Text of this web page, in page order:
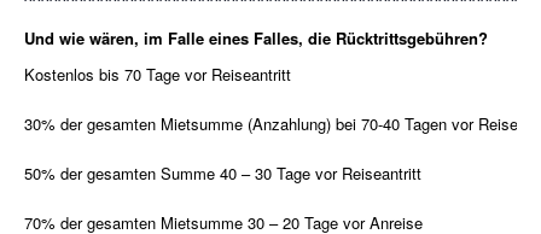
Und wie wären, im Falle eines Falles, die Rücktrittsgebühren?
Kostenlos bis 70 Tage vor Reiseantritt
30% der gesamten Mietsumme (Anzahlung) bei 70-40 Tagen vor
50% der gesamten Summe 40 – 30 Tage vor Reiseantritt
70% der gesamten Mietsumme 30 – 20 Tage vor Anreise